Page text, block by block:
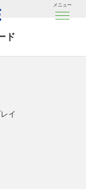
メニュー
ド
イ